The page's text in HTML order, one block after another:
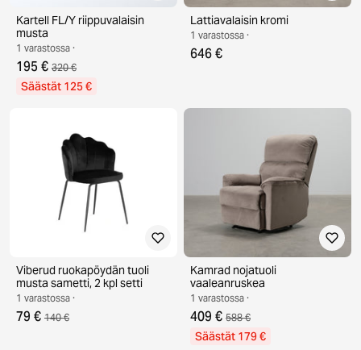
Kartell FL/Y riippuvalaisin
musta
1 varastossa ·
195 € 320 €
Säästät 125 €
Lattiavalaisin kromi
1 varastossa ·
646 €
Viberud ruokapöydän tuoli
musta sametti, 2 kpl setti
1 varastossa ·
79 € 140 €
Kamrad nojatuoli
vaaleanruskea
1 varastossa ·
409 € 588 €
Säästät 179 €